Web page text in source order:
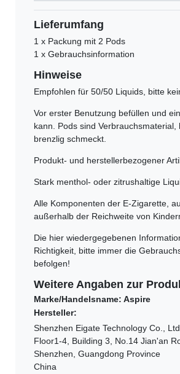
Lieferumfang
1 x Packung mit 2 Pods
1 x Gebrauchsinformation
Hinweise
Empfohlen für 50/50 Liquids, bitte
Vor erster Benutzung befüllen und
kann. Pods sind
brenzlig schmeckt.
Produkt- und herstellerbezogener
Stark menthol- oder zitrushaltige
Alle Komponenten der E-Zigarette,
außerhalb der Reichweite von
Die hier wiedergegebenen
Richtigkeit, bitte immer die
befolgen!
Weitere Angaben zur
Marke/Handelsname: Aspire
Hersteller:
Shenzhen Eigate Technology Co.,
Floor1-4, Building 3, No.14 Jian'an
Shenzhen, Guangdong Province
China